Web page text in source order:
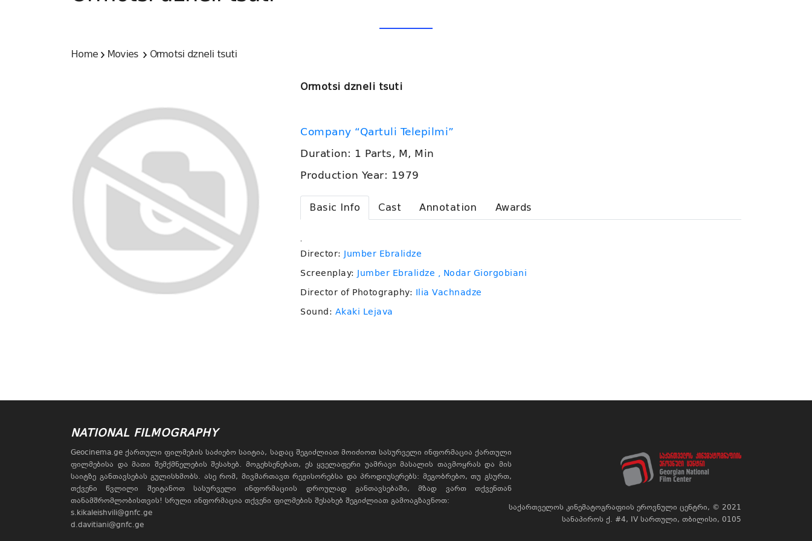
Home Movies Ormotsi dzneli tsuti
Ormotsi dzneli tsuti
Company “Qartuli Telepilmi”
Duration: 1 Parts, M, Min
Production Year: 1979
Basic Info Cast Annotation Awards
.
Director: Jumber Ebralidze
Screenplay: Jumber Ebralidze
, Nodar Giorgobiani
Director of Photography: Ilia Vachnadze
Sound: Akaki Lejava
NATIONAL FILMOGRAPHY
Geocinema.ge ქართული ფილმების საძიებო საიტია, სადაც შეგიძლიათ მოიძიოთ სასურველი ინფორმაცია ქართული
ფილმებისა და მათი შემქმნელების შესახებ. მოგეხსენებათ, ეს ყველაფერი უამრავი მასალის თავმოყრას და მის
საიტზე განთავსებას გულისხმობს. ასე რომ, მივმართავთ რეჟისორებსა და პროდიუსერებს: მეგობრებო, თუ გსურთ,
თქვენი წვლილი შეიტანოთ სასურველი ინფორმაციის დროულად განთავსებაში, მზად ვართ თქვენთან
თანამშრომლობისთვის! სრული ინფორმაცია თქვენი ფილმების შესახებ შეგიძლიათ გამოაგზავნოთ:
s.kikaleishvili@gnfc.ge
d.davitiani@gnfc.ge
საქართველოს კინემატოგრაფიის ეროვნული ცენტრი, © 2021
სანაპიროს ქ. #4, IV სართული, თბილისი, 0105